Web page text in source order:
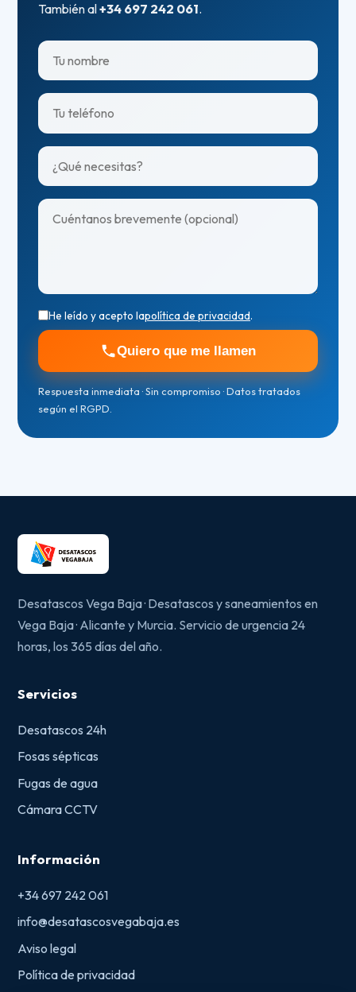
También al+34 697 242 061.
He leído y acepto lapolítica de privacidad.
Quiero que me llamen
Respuesta inmediata · Sin compromiso · Datos tratados
según el RGPD.
Desatascos Vega Baja · Desatascos y saneamientos en
Vega Baja · Alicante y Murcia. Servicio de urgencia 24
horas, los 365 días del año.
Servicios
Desatascos 24h
Fosas sépticas
Fugas de agua
Cámara CCTV
Información
+34 697 242 061
info@desatascosvegabaja.es
Aviso legal
Política de privacidad